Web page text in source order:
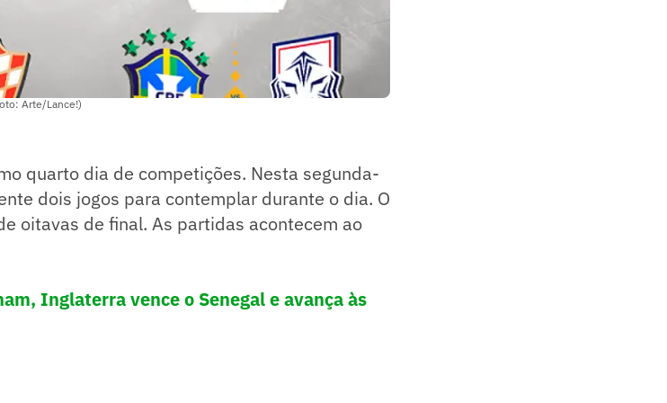
Arte/Lance!)
quarto dia de competições. Nesta segunda-
dois jogos para contemplar durante o dia. O
oitavas de final. As partidas acontecem ao
Inglaterra vence o Senegal e avança às